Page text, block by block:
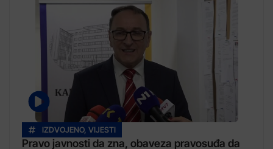
IZDVOJENO, VIJESTI
Pravo javnosti da zna, obaveza pravosuđa da